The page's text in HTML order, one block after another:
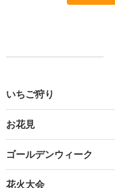
いちご狩り
お花見
ゴールデンウィーク
花火大会